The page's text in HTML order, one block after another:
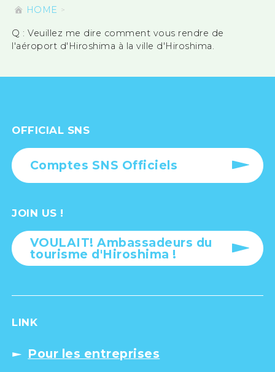
HOME
Q : Veuillez me dire comment vous rendre de
l'aéroport d'Hiroshima à la ville d'Hiroshima.
OFFICIAL SNS
Comptes SNS Officiels
JOIN US !
VOULAIT! Ambassadeurs du
tourisme d'Hiroshima !
LINK
Pour les entreprises